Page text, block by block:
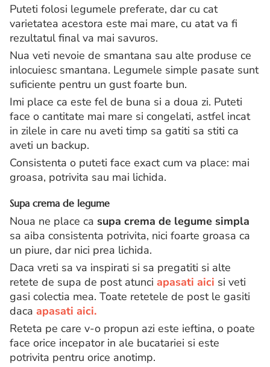
Puteti folosi legumele preferate, dar cu cat
varietatea acestora este mai mare, cu atat va fi
rezultatul final va mai savuros.
Nua veti nevoie de smantana sau alte produse ce
inlocuiesc smantana. Legumele simple pasate sunt
suficiente pentru un gust foarte bun.
Imi place ca este fel de buna si a doua zi. Puteti
face o cantitate mai mare si congelati, astfel incat
in zilele in care nu aveti timp sa gatiti sa stiti ca
aveti un backup.
Consistenta o puteti face exact cum va place: mai
groasa, potrivita sau mai lichida.
Supa crema de legume
Noua ne place ca supa crema de legume simpla
sa aiba consistenta potrivita, nici foarte groasa ca
un piure, dar nici prea lichida.
Daca vreti sa va inspirati si sa pregatiti si alte
retete de supa de post atunci apasati aici si veti
gasi colectia mea. Toate retetele de post le gasiti
daca apasati aici.
Reteta pe care v-o propun azi este ieftina, o poate
face orice incepator in ale bucatariei si este
potrivita pentru orice anotimp.